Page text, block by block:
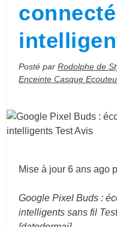
Posté parRodolphe de
Enceinte Casque
Mise à jour6 ans ago
Google Pixel Buds :
intelligents sans fil